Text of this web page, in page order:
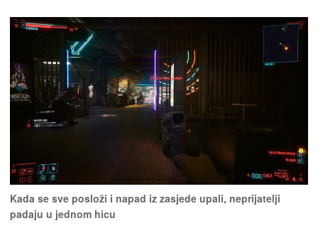
Kada se sve posloži i napad iz zasjede upali, neprijatelji
padaju u jednom hicu